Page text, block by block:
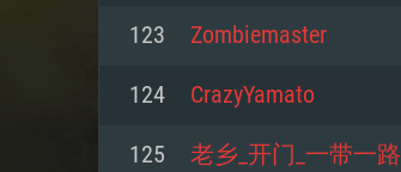
123 Zombiemaster
124 CrazyYamato
125 老乡_开门_一带一路